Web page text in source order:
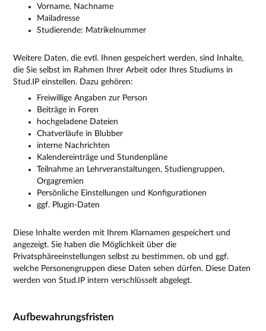
Vorname, Nachname
Mailadresse
Studierende: Matrikelnummer
Weitere Daten, die evtl. Ihnen gespeichert werden, sind Inhalte,
die Sie selbst im Rahmen Ihrer Arbeit oder Ihres Studiums in
Stud.IP einstellen. Dazu gehören:
Freiwillige Angaben zur Person
Beiträge in Foren
hochgeladene Dateien
Chatverläufe in Blubber
interne Nachrichten
Kalendereinträge und Stundenpläne
Teilnahme an Lehrveranstaltungen, Studiengruppen,
Orgagremien
Persönliche Einstellungen und Konfigurationen
ggf. Plugin-Daten
Diese Inhalte werden mit Ihrem Klarnamen gespeichert und
angezeigt. Sie haben die Möglichkeit über die
Privatsphäreeinstellungen selbst zu bestimmen, ob und ggf.
welche Personengruppen diese Daten sehen dürfen. Diese Daten
werden von Stud.IP intern verschlüsselt abgelegt.
Aufbewahrungsfristen